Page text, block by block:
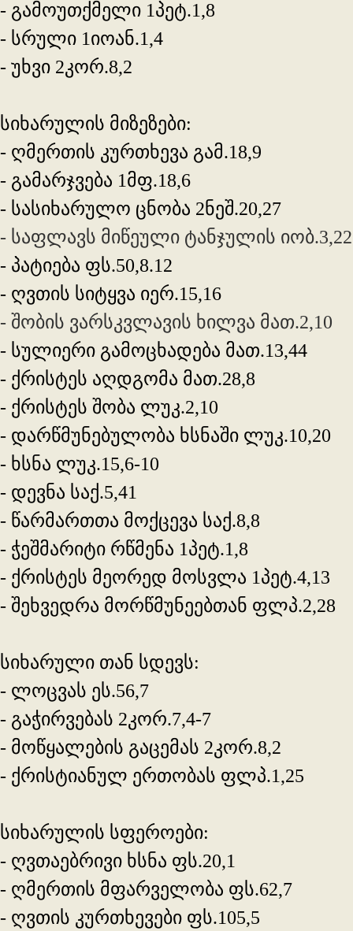
- გამოუთქმელი 1პეტ.1,8
- სრული 1იოან.1,4
- უხვი 2კორ.8,2
სიხარულის მიზეზები:
- ღმერთის კურთხევა გამ.18,9
- გამარჯვება 1მფ.18,6
- სასიხარულო ცნობა 2ნეშ.20,27
- საფლავს მიწეული ტანჯულის იობ.3,22
- პატიება ფს.50,8.12
- ღვთის სიტყვა იერ.15,16
- შობის ვარსკვლავის ხილვა მათ.2,10
- სულიერი გამოცხადება მათ.13,44
- ქრისტეს აღდგომა მათ.28,8
- ქრისტეს შობა ლუკ.2,10
- დარწმუნებულობა ხსნაში ლუკ.10,20
- ხსნა ლუკ.15,6-10
- დევნა საქ.5,41
- წარმართთა მოქცევა საქ.8,8
- ჭეშმარიტი რწმენა 1პეტ.1,8
- ქრისტეს მეორედ მოსვლა 1პეტ.4,13
- შეხვედრა მორწმუნეებთან ფლპ.2,28
სიხარული თან სდევს:
- ლოცვას ეს.56,7
- გაჭირვებას 2კორ.7,4-7
- მოწყალების გაცემას 2კორ.8,2
- ქრისტიანულ ერთობას ფლპ.1,25
სიხარულის სფეროები:
- ღვთაებრივი ხსნა ფს.20,1
- ღმერთის მფარველობა ფს.62,7
- ღვთის კურთხევები ფს.105,5